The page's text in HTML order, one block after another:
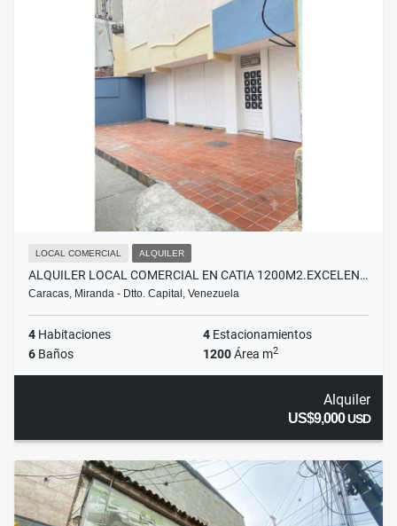
LOCAL COMERCIAL ALQUILER
ALQUILER LOCAL COMERCIAL EN CATIA 1200M2.EXCELEN…
Caracas, Miranda - Dtto. Capital, Venezuela
4 Habitaciones 4 Estacionamientos
6 Baños 1200Área m2
Alquiler
US$9,000USD